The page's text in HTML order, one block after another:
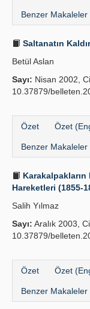
Benzer Makaleler
Saltanatın
Betül Aslan
Sayı: Nisan 2002,
10.37879/
Özet Özet
Benzer Makaleler
Karakalpakların
Hareketleri (1855-
Salih Yılmaz
Sayı: Aralık 2003,
10.37879/
Özet Özet
Benzer Makaleler